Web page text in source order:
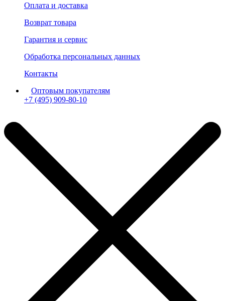
Оплата и доставка
Возврат товара
Гарантия и сервис
Обработка персональных данных
Контакты
Оптовым покупателям
+7 (495) 909-80-10